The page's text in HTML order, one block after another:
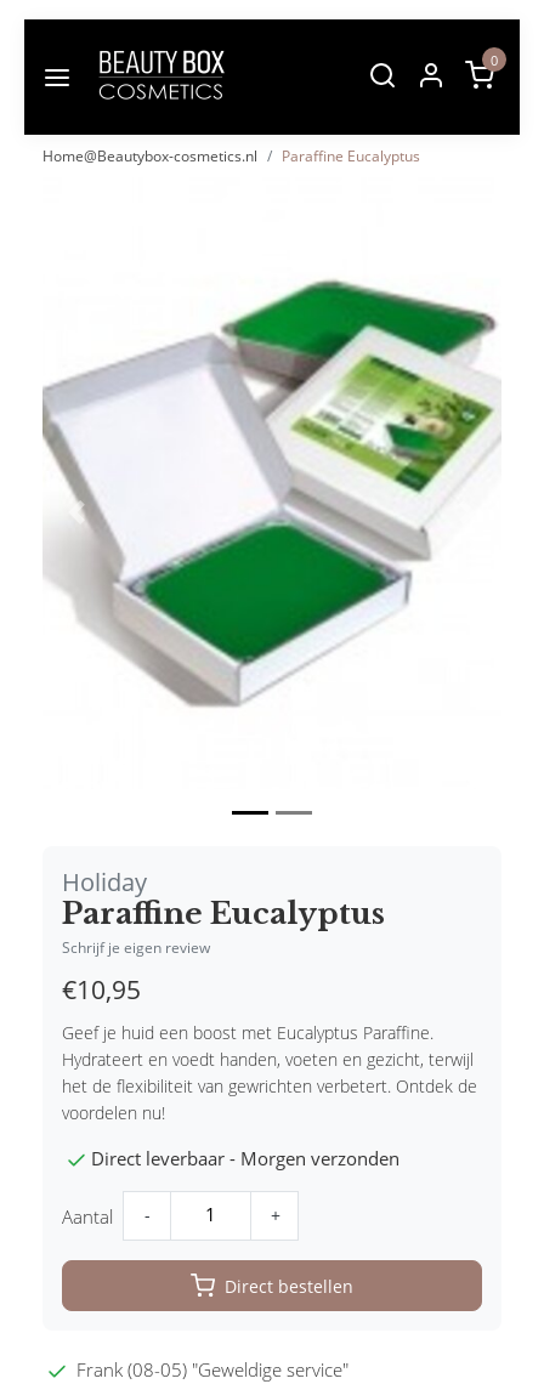
0
Home@Beautybox-cosmetics.nl Paraffine Eucalyptus
Vorige
Holiday
Paraffine Eucalyptus
Schrijf je eigen review
€10,95
Geef je huid een boost met Eucalyptus Paraffine.
Hydrateert en voedt handen, voeten en gezicht, terwijl
het de flexibiliteit van gewrichten verbetert. Ontdek de
voordelen nu!
Direct leverbaar - Morgen verzonden
Aantal - +
Direct bestellen
Frank (08-05) "Geweldige service"